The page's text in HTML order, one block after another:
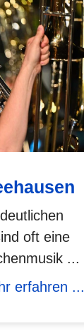
oft eine
...
erfahren ...